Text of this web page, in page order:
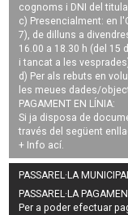
cognoms i DNI del
c) Presencialment: en
7), de dilluns a
16.00 a 18.30 h (del 15
i tancat a les
d) Per als rebuts en
les meues dades/
PAGAMENT EN LÍNIA:
Si ja disposa de
través del següent
+ Info ací
PASSAREL·LA
PASSAREL·LA
Per a poder efectuar